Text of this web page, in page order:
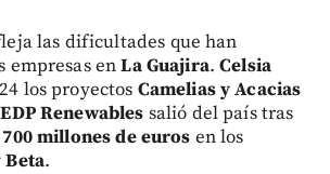
las dificultades que han
empresas enLa Guajira.Celsia
los proyectos Camelias y Acacias
EDP Renewables salió del país tras
700 millones de euros en los
Beta.